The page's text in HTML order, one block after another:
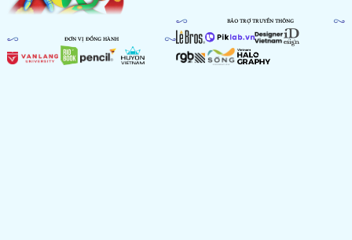
ĐƠN VỊ ĐỒNG HÀNH
BẢO TRỢ TRUYỀN THÔNG